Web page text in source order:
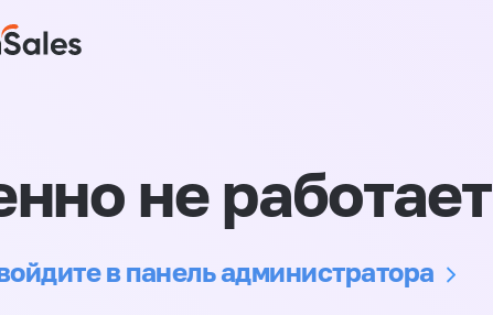
не работает
в панель администратора